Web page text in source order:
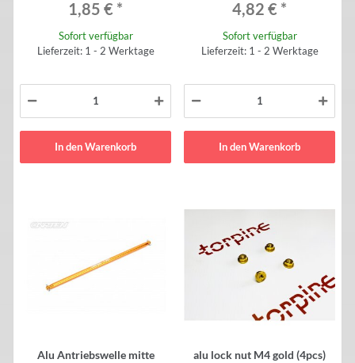
1,85 € *
Sofort verfügbar
Lieferzeit: 1 - 2 Werktage
In den Warenkorb
4,82 € *
Sofort verfügbar
Lieferzeit: 1 - 2 Werktage
In den Warenkorb
Alu Antriebswelle mitte alu lock nut M4 gold (4pcs)